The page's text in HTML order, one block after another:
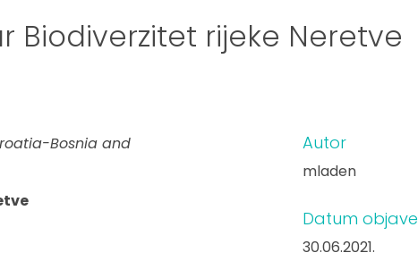
Biodiverzitet rijeke Neretve
Bosnia and
Autor
mladen
Datum objave
30.06.2021.